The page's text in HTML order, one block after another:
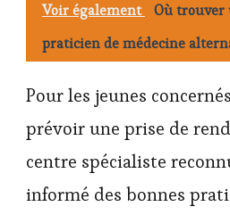
Voir également
Où trouver
praticien de médecine
Pour les jeunes
prévoir une prise de
centre spécialiste
informé des bonnes